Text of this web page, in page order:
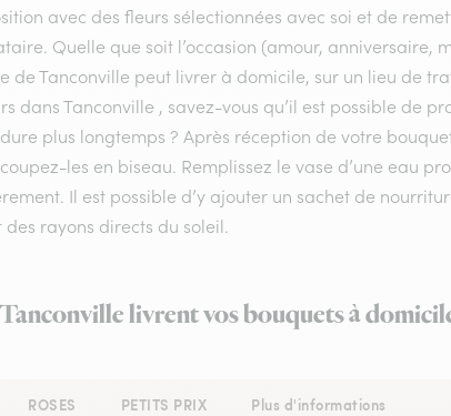
avec des fleurs sélectionnées avec soi et de
Quelle que soit l’occasion (amour,
de Tanconville peut livrer à domicile, sur un lieu de
dans Tanconville , savez-vous qu’il est possible de
plus longtemps ? Après réception de votre
les en biseau. Remplissez le vase d’une eau
Il est possible d’y ajouter un sachet de
des rayons directs du soleil.
livrent vos bouquets à
ROSES PETITS PRIX Plus d'informations